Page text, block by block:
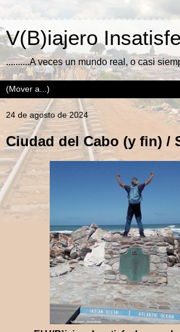
V(B)iajero
..........A veces un mundo real, o casi
24 de agosto de 2024
Ciudad del Cabo (y fin) /